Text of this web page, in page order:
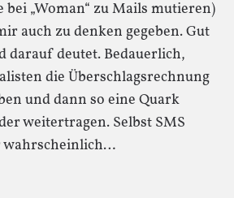
bei „Woman“ zu Mails mutieren)
auch zu denken gegeben. Gut
darauf deutet. Bedauerlich,
die Überschlagsrechnung
und dann so eine Quark
weitertragen. Selbst SMS
wahrscheinlich…